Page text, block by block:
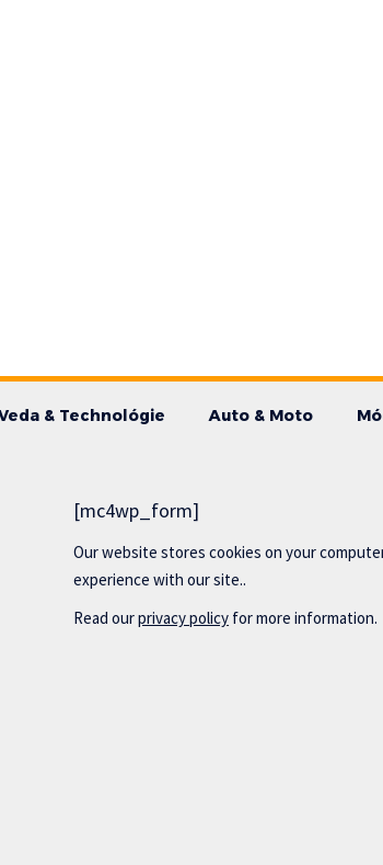
& Technológie Auto & Moto
[mc4wp_form]
Our website stores cookies on your
experience with our site..
Read ourprivacy policy for more information.